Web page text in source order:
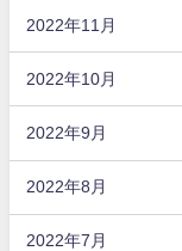
2022年11月
2022年10月
2022年9月
2022年8月
2022年7月